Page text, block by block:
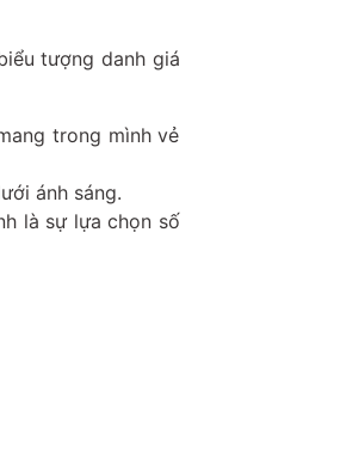
tượng danh giá
trong mình vẻ
ánh sáng.
là sự lựa chọn số